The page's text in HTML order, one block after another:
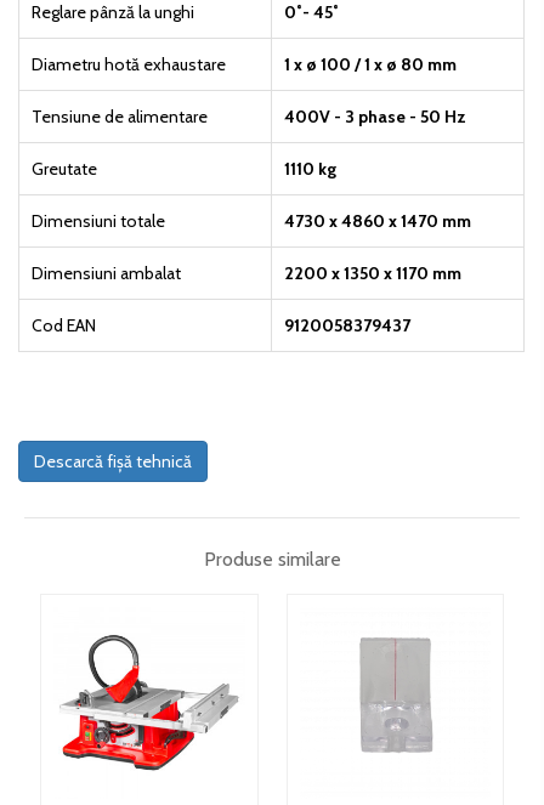
Reglare pânză la unghi 0˚- 45˚
Diametru hotă exhaustare 1 x ø 100 / 1 x ø 80 mm
Tensiune de alimentare 400V - 3 phase - 50 Hz
Greutate 1110 kg
Dimensiuni totale 4730 x 4860 x 1470 mm
Dimensiuni ambalat 2200 x 1350 x 1170 mm
Cod EAN 9120058379437
Descarcă fișă tehnică
Produse similare